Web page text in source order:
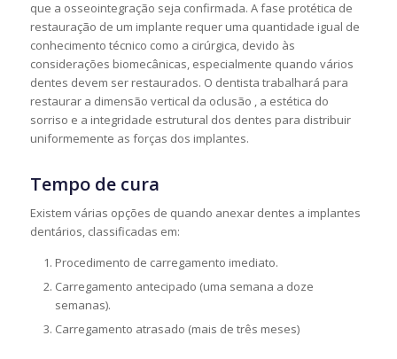
que a osseointegração seja confirmada. A fase protética de
restauração de um implante requer uma quantidade igual de
conhecimento técnico como a cirúrgica, devido às
considerações biomecânicas, especialmente quando vários
dentes devem ser restaurados. O dentista trabalhará para
restaurar a dimensão vertical da oclusão , a estética do
sorriso e a integridade estrutural dos dentes para distribuir
uniformemente as forças dos implantes.
Tempo de cura
Existem várias opções de quando anexar dentes a implantes
dentários, classificadas em:
Procedimento de carregamento imediato.
Carregamento antecipado (uma semana a doze
semanas).
Carregamento atrasado (mais de três meses)